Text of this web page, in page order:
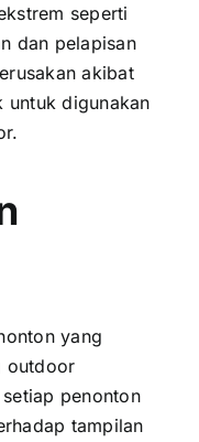
ѕереrtі
dаn pelapisan
akibat
untuk digunakan
уаng
outdoor
penonton
tampilan